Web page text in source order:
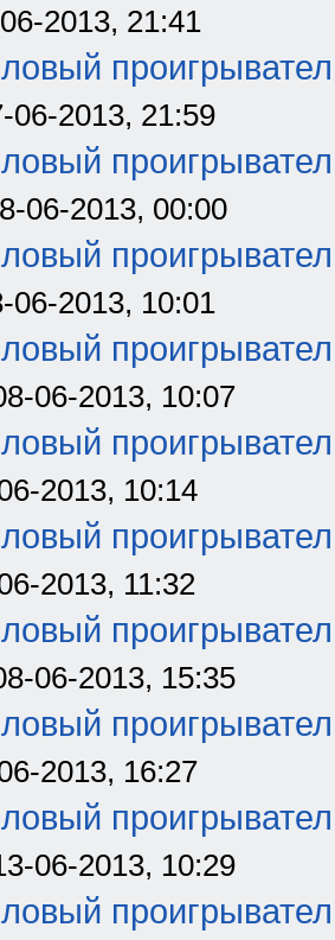
2013, 21:41
06-2013, 21:59
06-2013, 00:00
06-2013, 10:01
06-2013, 10:07
2013, 10:14
2013, 11:32
06-2013, 15:35
2013, 16:27
06-2013, 10:29